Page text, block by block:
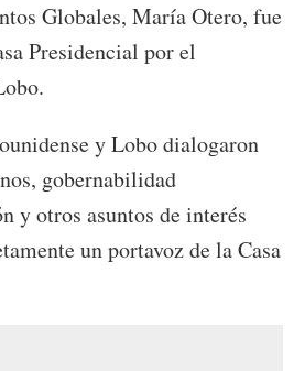
Globales, María Otero, fue
Presidencial por el
y Lobo dialogaron
gobernabilidad
y otros asuntos de interés
un portavoz de la Casa